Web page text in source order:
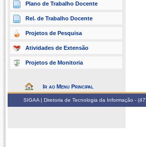
Plano de Trabalho Docente
Rel. de Trabalho Docente
Projetos de Pesquisa
Atividades de Extensão
Projetos de Monitoria
Ir ao Menu Principal
SIGAA | Diretoria de Tecnologia da Informação -